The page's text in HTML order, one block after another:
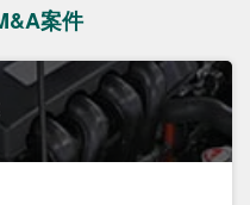
案件